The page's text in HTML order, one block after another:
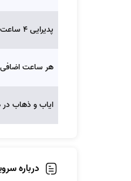
پدیرایی 4 ساعت اول
هر ساعت اضافی
ایاب و ذهاب
درباره